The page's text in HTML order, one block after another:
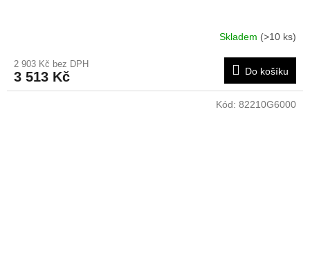
Skladem (>10 ks)
2 903 Kč bez DPH
3 513 Kč Do košíku
Kód: 82210G6000